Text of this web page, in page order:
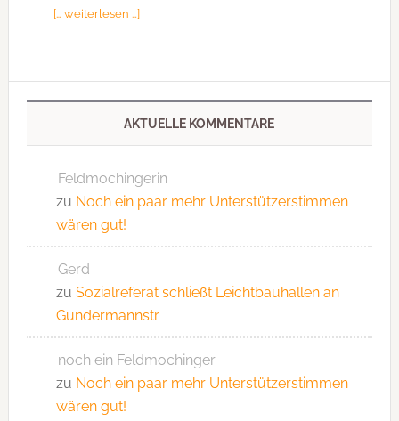
[… weiterlesen …]
AKTUELLE KOMMENTARE
Feldmochingerin
zu Noch ein paar mehr Unterstützerstimmen
wären gut!
Gerd
zu Sozialreferat schließt Leichtbauhallen an
Gundermannstr.
noch ein Feldmochinger
zu Noch ein paar mehr Unterstützerstimmen
wären gut!